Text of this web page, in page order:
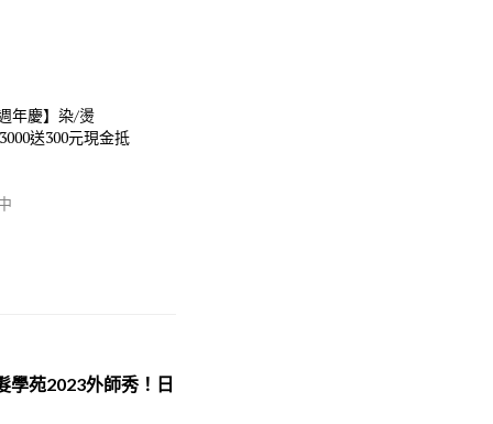
年慶】染/燙
送300元現金抵
學苑2023外師秀！日